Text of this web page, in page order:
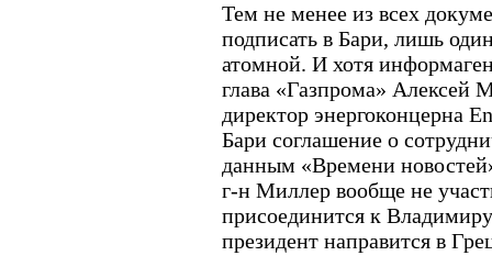
Тем не менее из всех
подписать в Бари, лишь
атомной. И хотя
глава «Газпрома» Алексей
директор энергоконцерна
Бари соглашение о
данным «Времени
г-н Миллер вообще не
присоединится к
президент направится в